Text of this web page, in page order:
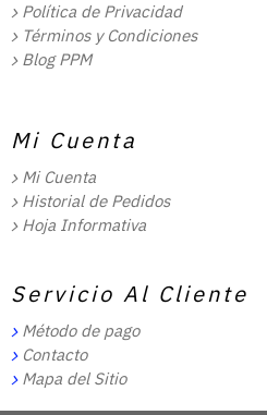
Política de Privacidad
Términos y Condiciones
Blog PPM
Mi Cuenta
Mi Cuenta
Historial de Pedidos
Hoja Informativa
Servicio Al Cliente
Método de pago
Contacto
Mapa del Sitio